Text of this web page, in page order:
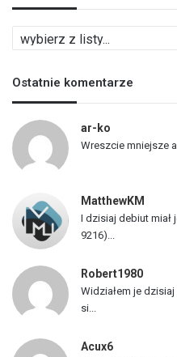
i
t
a
o
j
w
Ostatnie komentarze
ar-ko
Wreszcie mniejsze
MatthewKM
I dzisiaj debiut miał
9216)...
Robert1980
Widziałem je
si...
Acux6